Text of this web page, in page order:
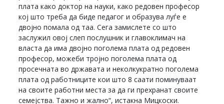
плата како доктор на науки, како редовен професор
кој што треба да биде педагог и образува луѓе е
двојно помала од таа. Сега замислете со што
заслужил овој слеп послушник и главоклимач на
власта да има двојно поголема плата од редовен
професор, можеби тројно поголема плата од
просечната во државата и неколкукратно поголема
плата од работниците кои што 8 саати поминуваат
на своите работни места за да ги прехранат своите
семејства. Тажно и жално“, истакна Мицкоски.